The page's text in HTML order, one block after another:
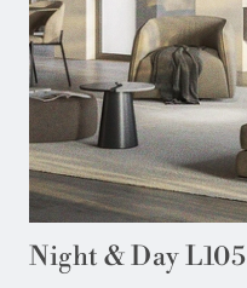
Night & Day L105